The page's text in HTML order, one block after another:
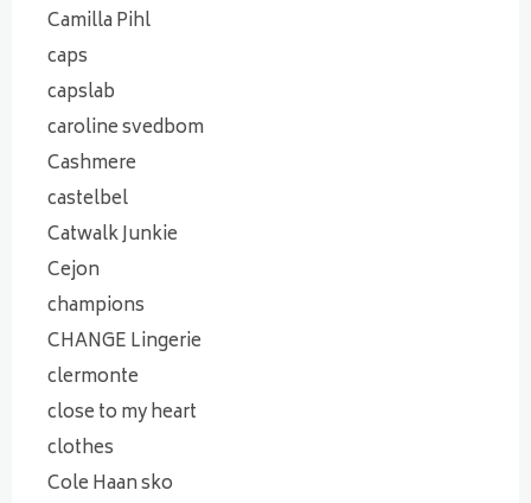
Camilla Pihl
caps
capslab
caroline svedbom
Cashmere
castelbel
Catwalk Junkie
Cejon
champions
CHANGE Lingerie
clermonte
close to my heart
clothes
Cole Haan sko